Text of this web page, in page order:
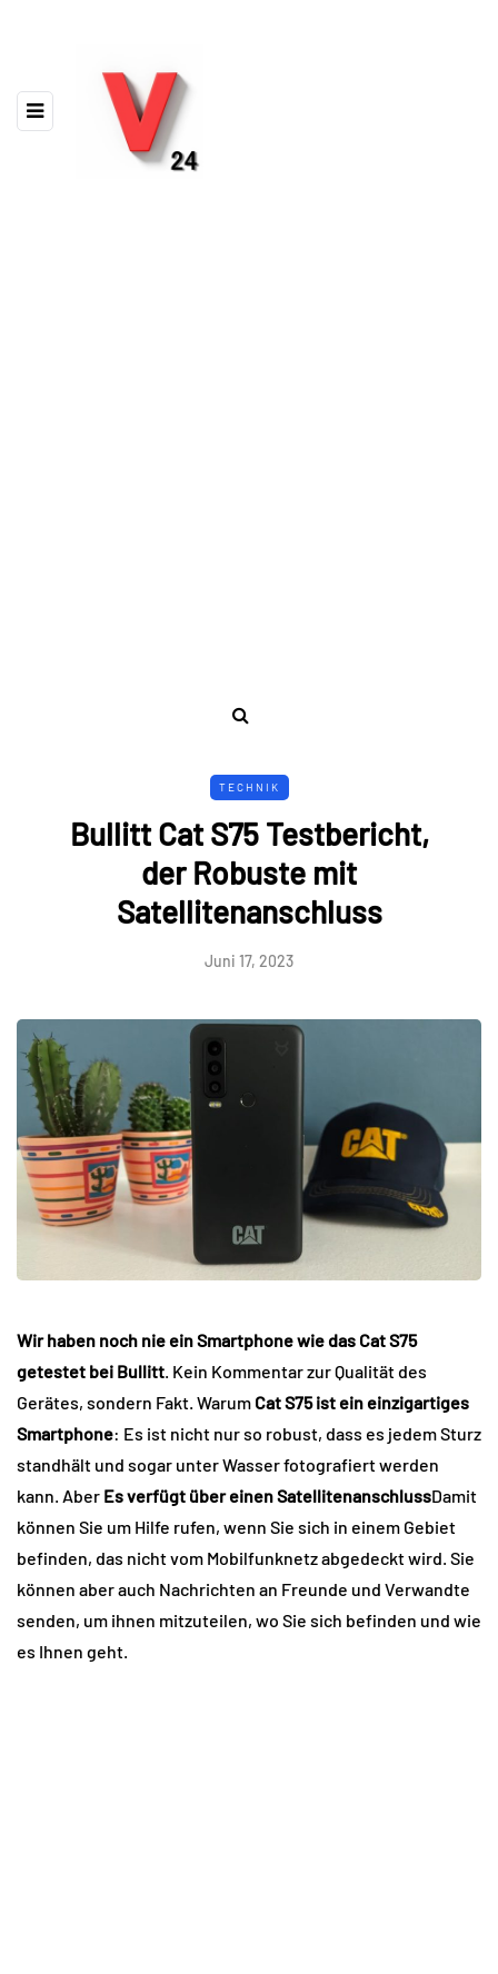
TECHNIK
Bullitt Cat S75 Testbericht,
der Robuste mit
Satellitenanschluss
Juni 17, 2023
Wir haben noch nie ein Smartphone wie das Cat S75
getestet bei Bullitt . Kein Kommentar zur Qualität des
Gerätes, sondern Fakt. Warum Cat S75 ist ein einzigartiges
Smartphone: Es ist nicht nur so robust, dass es jedem Sturz
standhält und sogar unter Wasser fotografiert werden
kann. Aber Es verfügt über einen SatellitenanschlussDamit
können Sie um Hilfe rufen, wenn Sie sich in einem Gebiet
befinden, das nicht vom Mobilfunknetz abgedeckt wird. Sie
können aber auch Nachrichten an Freunde und Verwandte
senden, um ihnen mitzuteilen, wo Sie sich befinden und wie
es Ihnen geht.